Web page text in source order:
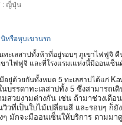
: ญี่ปุ่น
หรือหุบเขานรก
ะเลสาปทั้งห้าที่อยู่รอบๆ ภูเขาไฟฟูจิ
าไฟฟูจิ และที่โรงแรมเแห่งนี้มีออนเซ็น
อยู่ด้วยกันทั้งหมด 5 ทะเลสาปได้แก่
บรรดาทะเลสาปทั้ง 5 ซึ่งสามารถเ
วยงามต่างกัน เช่น ถ้ามาช่วงเดื
วที่เป็นใบไม้เปลี่ยนสี และรอบๆ
มักจะมีออนเซ็นให้บริการ ตามม